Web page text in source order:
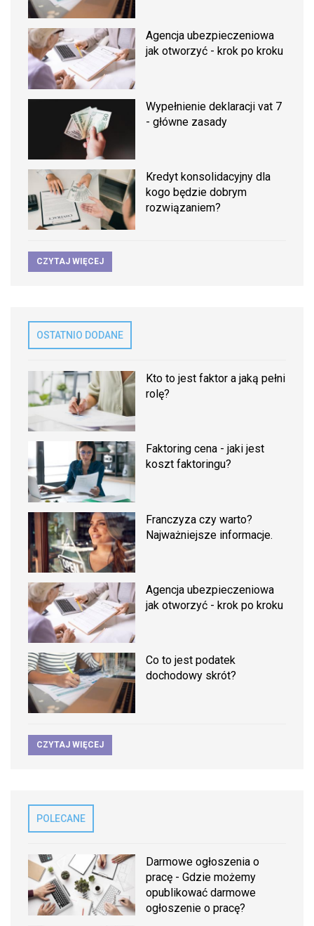
Agencja ubezpieczeniowa
jak otworzyć - krok po kroku
Wypełnienie deklaracji vat 7
- główne zasady
Kredyt konsolidacyjny dla
kogo będzie dobrym
rozwiązaniem?
CZYTAJ WIĘCEJ
OSTATNIO DODANE
Kto to jest faktor a jaką pełni
rolę?
Faktoring cena - jaki jest
koszt faktoringu?
Franczyza czy warto?
Najważniejsze informacje.
Agencja ubezpieczeniowa
jak otworzyć - krok po kroku
Co to jest podatek
dochodowy skrót?
CZYTAJ WIĘCEJ
POLECANE
Darmowe ogłoszenia o
pracę - Gdzie możemy
opublikować darmowe
ogłoszenie o pracę?